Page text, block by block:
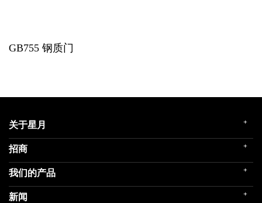
GB755 钢质门
关于星月 +
企业简介
企业文化
荣誉殿堂
招商 +
门店展示
我们的产品 +
民用家装（零售）
新闻 +